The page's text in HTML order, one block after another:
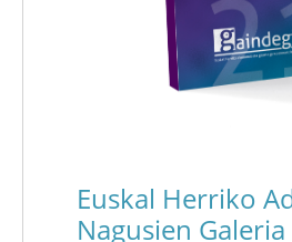
Euskal Herriko
Nagusien Galeria